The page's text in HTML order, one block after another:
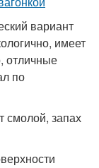
вариант
имеет
отличные
по
смолой, запах